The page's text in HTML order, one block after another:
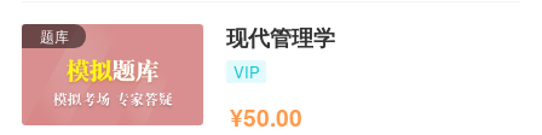
题库 现代管理学
VIP
¥50.00